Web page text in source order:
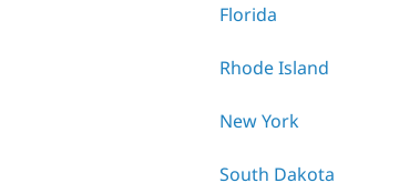
Florida
Rhode Island
New York
South Dakota